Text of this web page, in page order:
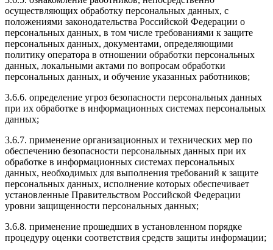
осуществляющих обработку персональных данных, с
положениями законодательства Российской Федерации о
персональных данных, в том числе требованиями к защите
персональных данных, документами, определяющими
политику оператора в отношении обработки персональных
данных, локальными актами по вопросам обработки
персональных данных, и обучение указанных работников;
3.6.6. определение угроз безопасности персональных данных
при их обработке в информационных системах персональных
данных;
3.6.7. применение организационных и технических мер по
обеспечению безопасности персональных данных при их
обработке в информационных системах персональных
данных, необходимых для выполнения требований к защите
персональных данных, исполнение которых обеспечивает
установленные Правительством Российской Федерации
уровни защищенности персональных данных;
3.6.8. применение прошедших в установленном порядке
процедуру оценки соответствия средств защиты информации;